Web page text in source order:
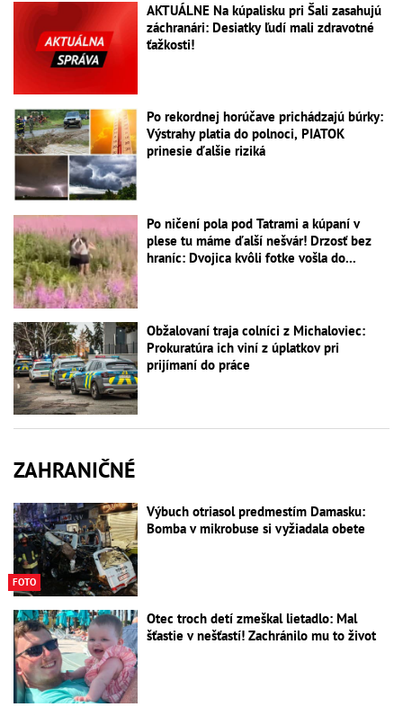
AKTUÁLNE Na kúpalisku pri Šali zasahujú
záchranári: Desiatky ľudí mali zdravotné
ťažkosti!
Po rekordnej horúčave prichádzajú búrky:
Výstrahy platia do polnoci, PIATOK
prinesie ďalšie riziká
Po ničení pola pod Tatrami a kúpaní v
plese tu máme ďalší nešvár! Drzosť bez
hraníc: Dvojica kvôli fotke vošla do...
Obžalovaní traja colníci z Michaloviec:
Prokuratúra ich viní z úplatkov pri
prijímaní do práce
ZAHRANIČNÉ
FOTO
Výbuch otriasol predmestím Damasku:
Bomba v mikrobuse si vyžiadala obete
Otec troch detí zmeškal lietadlo: Mal
šťastie v nešťastí! Zachránilo mu to život